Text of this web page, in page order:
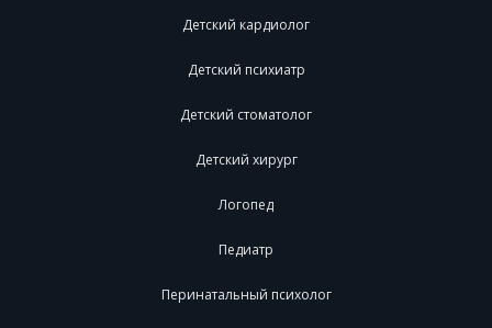
Детский кардиолог
Детский психиатр
Детский стоматолог
Детский хирург
Логопед
Педиатр
Перинатальный психолог